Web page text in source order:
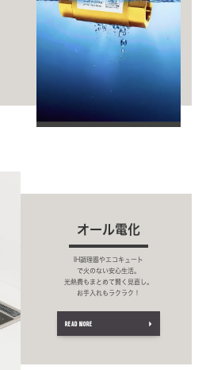
オール電化
IH調理器やエコキュート
で火のない安心生活。
光熱費もまとめて賢く見直し。
お手入れもラクラク！
READ MORE